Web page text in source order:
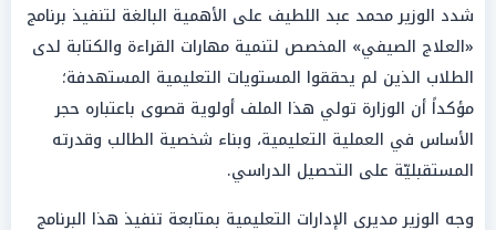
شدد الوزير محمد عبد اللطيف على الأهمية البالغة لتنفيذ برنامج
«العلاج الصيفي» المخصص لتنمية مهارات القراءة والكتابة لدى
الطلاب الذين لم يحققوا المستويات التعليمية المستهدفة؛
مؤكداً أن الوزارة تولي هذا الملف أولوية قصوى باعتباره حجر
الأساس في العملية التعليمية، وبناء شخصية الطالب وقدرته
المستقبليّة على التحصيل الدراسي.
وجه الوزير مديري الإدارات التعليمية بمتابعة تنفيذ هذا البرنامج